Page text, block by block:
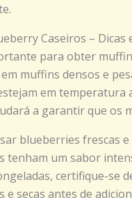
Caseiros – Dicas
para obter
muffins densos e
em temperatura
a garantir que os
blueberries frescas
tenham um sabor
certifique-se
e secas antes de